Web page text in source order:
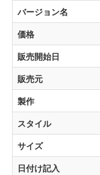
バージョン名
価格
販売開始日
販売元
製作
スタイル
サイズ
日付け記入